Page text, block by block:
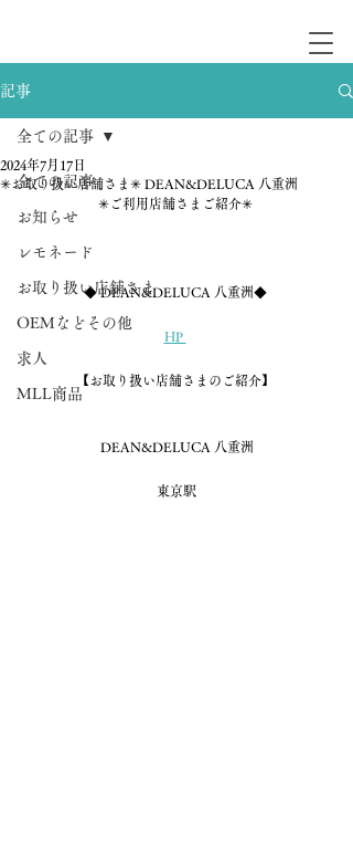
記事
全ての記事
お知らせ
レモネード
お取り扱い店舗さま
OEMなどその他
求人
MLL商品
全ての記事
✳︎お取り扱い店舗さま✳︎ DEAN&DELUCA 八重洲
2024年7月17日
✳︎ご利用店舗さまご紹介✳︎
◆ DEAN&DELUCA 八重洲◆
HP
【お取り扱い店舗さまのご紹介】
DEAN&DELUCA 八重洲
東京駅